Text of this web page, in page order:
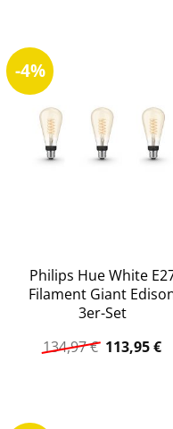
-4%
Philips Hue White
Filament Giant
3er-Set
134,97€
Preis
113,95€